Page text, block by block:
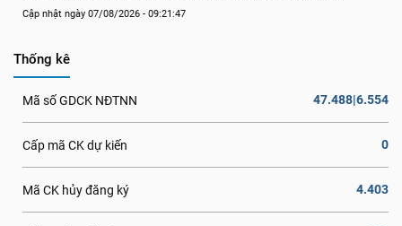
Cập nhật ngày 07/08/2026 - 09:21:47
Thống kê
Mã số GDCK NĐTNN 47.488|6.554
Cấp mã CK dự kiến 0
Mã CK hủy đăng ký 4.403